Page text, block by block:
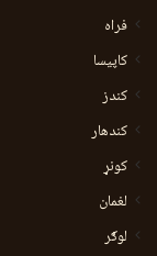
فراه
کاپیسا
کندز
کندهار
کونړ
لغمان
لوګر